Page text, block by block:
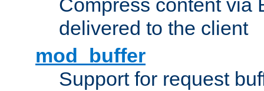
Compress content via
delivered to the client
mod_buffer
Support for request